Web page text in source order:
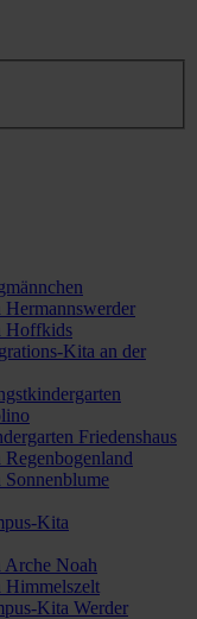
Hoffkids
Kita an der
Friedenshaus
Kita
Arche Noah
Himmelszelt
Kita Werder